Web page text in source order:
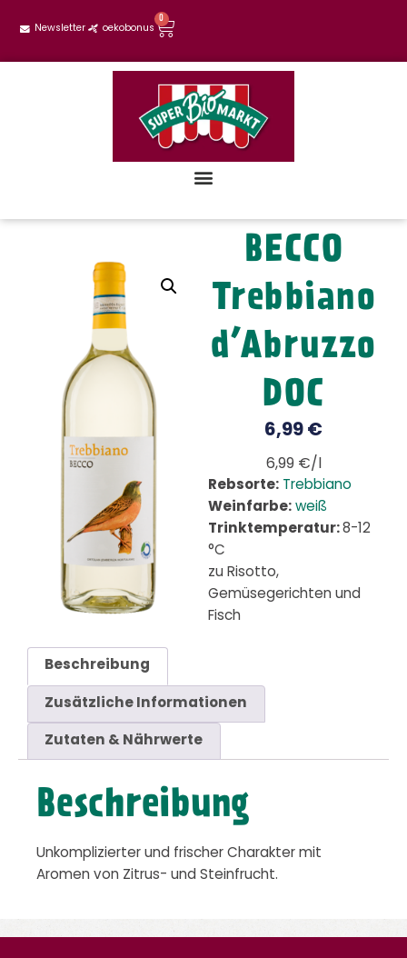
Newsletter oekobonus
0
BECCO
Trebbiano
d’Abruzzo
DOC
6,99 €
6,99 €/l
Rebsorte: Trebbiano
Weinfarbe: weiß
Trinktemperatur: 8-12
°C
zu Risotto,
Gemüsegerichten und
Fisch
Beschreibung
Zusätzliche Informationen
Zutaten & Nährwerte
Beschreibung
Unkomplizierter und frischer Charakter mit
Aromen von Zitrus- und Steinfrucht.